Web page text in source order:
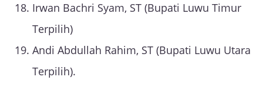
Irwan Bachri Syam, ST (Bupati Luwu Timur
Terpilih)
Andi Abdullah Rahim, ST (Bupati Luwu Utara
Terpilih).